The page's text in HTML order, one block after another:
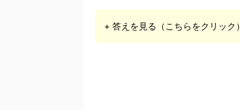
+ 答えを見る（こちらをクリック）